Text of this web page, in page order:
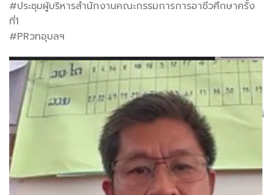
#ประชุมผู้บริหารสำนักงานคณะกรรมการการอาชีวศึกษาครั้ง
ที่1
#PRวทอุบลฯ